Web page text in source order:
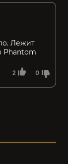
2 0
Лежит
Phantom